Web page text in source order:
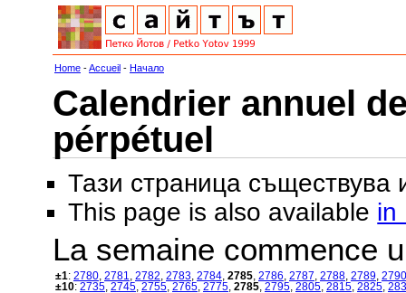
Home -Accueil - Начало
Calendrier annuel
pérpétuel
Тази страница съществува
This page is also available in
La semaine commence
±1: 2780 2781 2782 2783 2784 2785 2786 2787 2788 2789 2790
±10: 2735 2745 2755 2765 2775 2785 2795 2805 2815 2825